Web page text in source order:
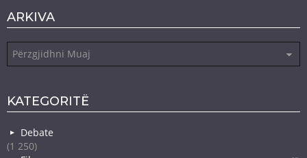
ARKIVA
KATEGORITË
Debate
(1 250)